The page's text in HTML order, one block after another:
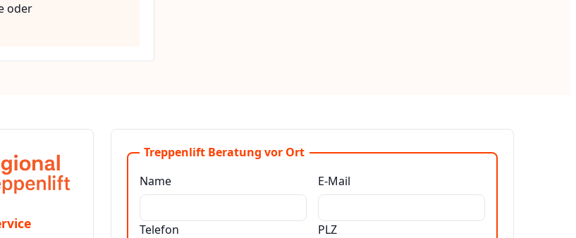
oder
Treppenlift Beratung vor Ort
Name
E-Mail
Telefon PLZ